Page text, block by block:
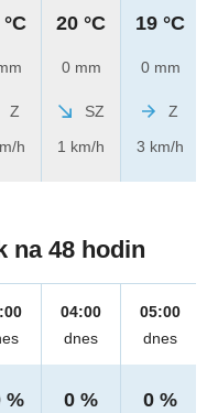
Z
h
20 °C
0 mm
SZ
1 km/h
19 °C
0 mm
Z
3 km/h
na 48 hodin
%
04:00
dnes
0 %
05:00
dnes
0 %